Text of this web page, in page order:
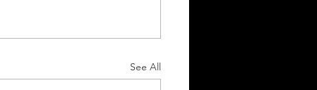
See All